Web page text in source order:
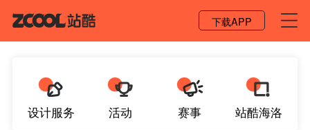
下载APP
设计服务 活动 赛事 站酷海洛